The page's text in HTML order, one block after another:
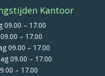
Kantoor
09.00 – 17.00
– 17.00
09.00 – 17.00
09.00 – 17.00
– 17.00